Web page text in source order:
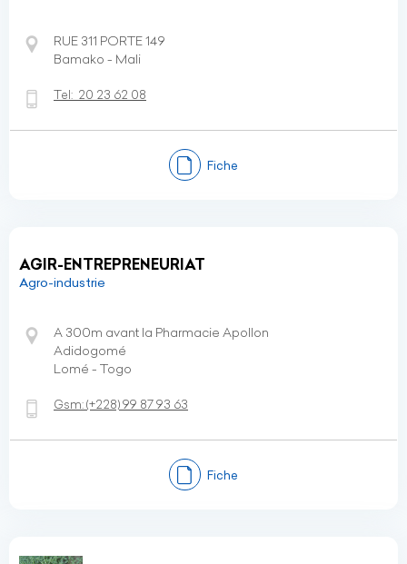
RUE 311 PORTE 149
Bamako - Mali
Tel: 20 23 62 08
Fiche
AGIR-ENTREPRENEURIAT
Agro-industrie
A 300m avant la Pharmacie Apollon
Adidogomé
Lomé - Togo
Gsm:(+228)99 87 93 63
Fiche